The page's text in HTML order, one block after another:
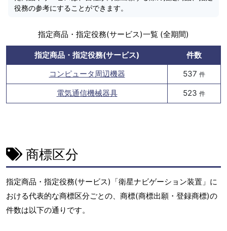
役務の参考にすることができます。
指定商品・指定役務(サービス)一覧 (全期間)
指定商品・指定役務(サービス)
件数
コンピュータ周辺機器
537 件
電気通信機械器具 523 件
商標区分
指定商品・指定役務(サービス)「衛星ナビゲーション装置」に
おける代表的な商標区分ごとの、商標(商標出願・登録商標)の
件数は以下の通りです。